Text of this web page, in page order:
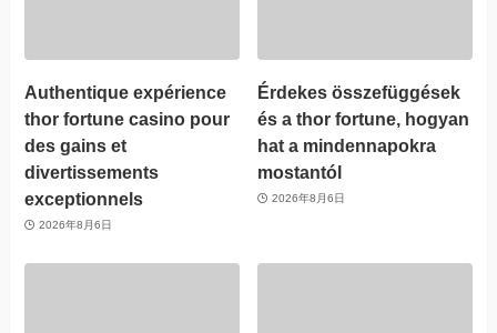
Authentique expérience
thor fortune casino pour
des gains et
divertissements
exceptionnels
2026年8月6日
Érdekes összefüggések
és a thor fortune, hogyan
hat a mindennapokra
mostantól
2026年8月6日